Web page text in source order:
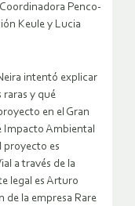
Penco-
Keule y Lucia
intentó explicar
raras y qué
en el Gran
Impacto Ambiental
proyecto es
a través de la
legal es Arturo
de la empresa Rare